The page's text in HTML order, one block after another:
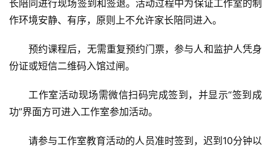
长陪同进行现场签到和签退。活动过程中为保证工作室的制
作环境安静、有序，原则上不允许家长陪同进入。
预约课程后，无需重复预约门票，参与人和监护人凭身
份证或短信二维码入馆过闸。
工作室活动现场需微信扫码完成签到，并显示“签到成
功”界面方可进入工作室参加活动。
请参与工作室教育活动的人员准时签到，迟到10分钟以